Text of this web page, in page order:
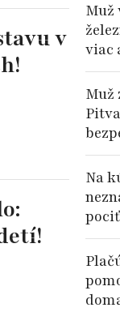
v
Muž
viac
Muž
Na